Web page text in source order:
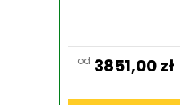
od 3851,00zł